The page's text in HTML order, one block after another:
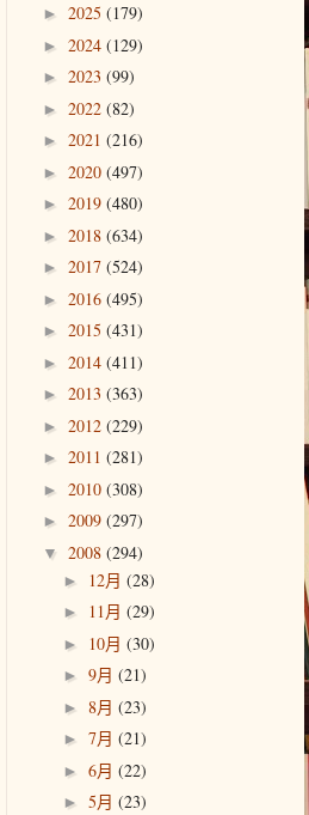
► 2025 (179)
► 2024 (129)
► 2023 (99)
► 2022 (82)
► 2021 (216)
► 2020 (497)
► 2019 (480)
► 2018 (634)
► 2017 (524)
► 2016 (495)
► 2015 (431)
► 2014 (411)
► 2013 (363)
► 2012 (229)
► 2011 (281)
► 2010 (308)
► 2009 (297)
▼ 2008 (294)
► 12月 (28)
► 11月 (29)
► 10月 (30)
► 9月 (21)
► 8月 (23)
► 7月 (21)
► 6月 (22)
► 5月 (23)